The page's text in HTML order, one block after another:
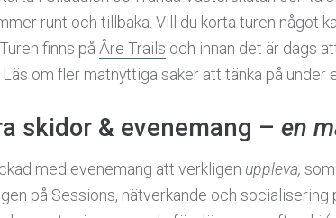
runt och tillbaka. Vill du korta turen något
finns på Åre Trails och innan det är dags
om fler matnyttiga saker att tänka på under
skidor & evenemang – en
med evenemang att verkligen uppleva,
på Sessions, nätverkande och socialisering